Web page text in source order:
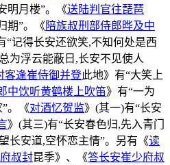
明月楼”。《送陆判官往琵琶
期”。《 陪族叔刑部侍郎晔及中
“记得长安还欲笑,不知何处是西
为浮云能蔽日,长安不见使人
客逢崔侍御并登此地》有“大笑上
中饮听黄鹤楼上吹笛》有“一为
。《对酒忆贺监》(其一)有“长安
》(其三)有“长安春色归,先入青门
长安道,空怀恋主情”。另有《读
叔封昆季》、《答长安崔少府叔